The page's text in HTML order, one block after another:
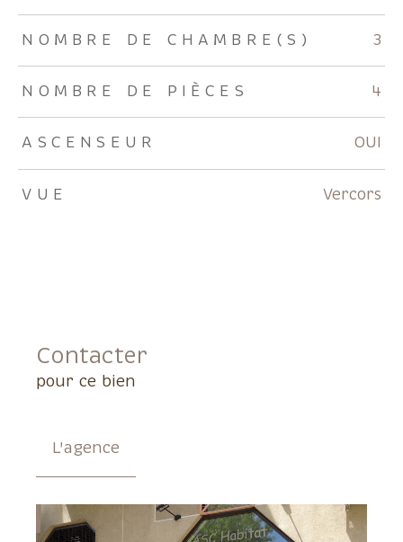
NOMBRE DE CHAMBRE(S) 3
NOMBRE DE PIÈCES 4
ASCENSEUR OUI
VUE Vercors
Contacter
pour ce bien
L'agence